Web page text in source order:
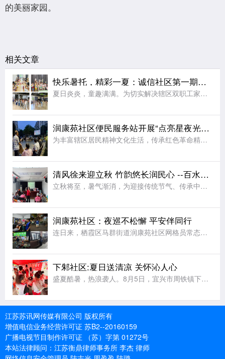
的美丽家园。
相关文章
快乐暑托，精彩一夏：诚信社区第一期暑托班圆满收官
夏日炎炎，童趣满满。为切实解决辖区双职工家庭“看护难”问题，丰富青少年暑期精神文化生活，助力未成年人健康快乐成长，2026年7月，江宁区秣陵街道诚信社区精心筹备、暖心开设第一期暑托班。经过为期一个月的
润康苑社区便民服务站开展“点亮星夜光影 赓续红色薪火”
为丰富辖区居民精神文化生活，传承红色革命精神，厚植群众爱国情怀，8月5日晚，马群街道宣传文体办联合润康苑社区党总支、新时代文明实践站、关工委、掌上云社区、妇联开展露天红色电影放映活动，为居民送上一场精
清风徐来迎立秋 竹韵悠长润民心 --百水家园社区竹编扇手工体验润民心
立秋将至，暑气渐消，为迎接传统节气、传承中华优秀传统文化，丰富辖区居民夏日及立秋时节精神文化生活，让大家近距离感受非遗手工艺的独特魅力，8月6日上午，栖霞区马群街道百水家园社区党委、新时代文明实践站联
润康苑社区：夜巡不松懈 平安伴同行
连日来，栖霞区马群街道润康苑社区网格员常态化开展夏夜常态化治安巡逻，以脚步丈量平安，用坚守守护夏夜安宁。夜幕降临，网格员组成巡逻小队，开启夜间巡防值守。巡逻队伍采取定点值守与动态巡查相结合的方式，围绕
下邾社区:夏日送清凉 关怀沁人心
盛夏酷暑，热浪袭人。8月5日，宜兴市周铁镇下邾社区新时代文明实践站精心组织十余名青年志愿者，开展“夏日送清凉，关爱户外劳动者”主题文明实践志愿服务活动，用贴心举措为坚守高温岗位的工作者送去丝丝凉意，传
江苏苏讯网传媒有限公司 版权所有
增值电信业务经营许可证 苏B2--20160159
广播电视节目制作许可证 （苏）字第 01272号
本站法律顾问：江苏衡鼎律师事务所 李杰 律师